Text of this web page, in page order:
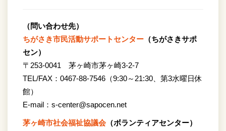
（問い合わせ先）
ちがさき市民活動サポートセンター （ちがさきサポ
セン）
〒253-0041 茅ヶ崎市茅ヶ崎3-2-7
TEL/FAX：0467-88-7546（9:30～21:30、第3水曜日休
館）
E-mail：s-center@sapocen.net
茅ヶ崎市社会福祉協議会 （ボランティアセンター）